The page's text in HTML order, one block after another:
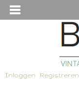
Inloggen Registreren